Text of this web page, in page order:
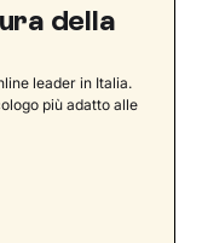
di Terapia
Comunitaria
della
leader in Italia.
più adatto alle